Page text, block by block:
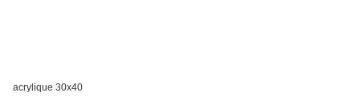
acrylique 30x40